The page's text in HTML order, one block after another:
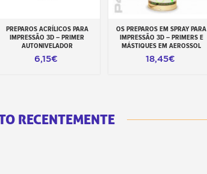
Adicionar ao carrinho
PREPAROS ACRÍLICOS PARA
IMPRESSÃO 3D – PRIMER
AUTONIVELADOR
6,15€
Adicionar ao carrinho
OS PREPAROS EM SPRAY PARA
IMPRESSÃO 3D – PRIMERS E
MÁSTIQUES EM AEROSSOL
18,45€
RECENTEMENTE